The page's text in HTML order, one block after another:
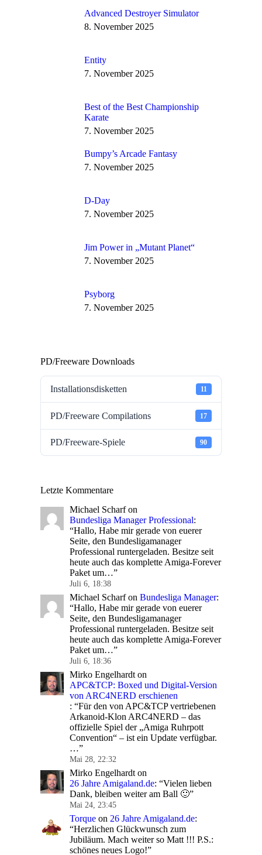
Advanced Destroyer Simulator
8. November 2025
Entity
7. November 2025
Best of the Best Championship
Karate
7. November 2025
Bumpy’s Arcade Fantasy
7. November 2025
D-Day
7. November 2025
Jim Power in „Mutant Planet“
7. November 2025
Psyborg
7. November 2025
PD/Freeware Downloads
Installationsdisketten 11
PD/Freeware Compilations 17
PD/Freeware-Spiele 90
Letzte Kommentare
Michael Scharfon
Bundesliga Manager Professional:
“Hallo, Habe mir gerade von euerer
Seite, den Bundesligamanager
Professional runtergeladen. Besitze seit
heute auch das komplette Amiga-Forever
Paket um…”
Juli 6, 18:38
Michael Scharfon Bundesliga Manager:
“Hallo, Habe mir gerade von euerer
Seite, den Bundesligamanager
Professional runtergeladen. Besitze seit
heute auch das komplette Amiga-Forever
Paket um…”
Juli 6, 18:36
Mirko Engelhardt on
APC&TCP: Boxed und Digital-Version
von ARC4NERD erschienen
: “Für den von APC&TCP vertriebenen
Arkanoid-Klon ARC4NERD – das
offizielle Spiel der „Amiga Ruhrpott
Convention“ – ist ein Update verfügbar.
…”
Mai 28, 22:32
Mirko Engelhardt on
26 Jahre Amigaland.de: “Vielen lieben
Dank, bleiben weiter am Ball 🙂”
Mai 24, 23:45
Torque on 26 Jahre Amigaland.de:
“Herzlichen Glückwunsch zum
Jubiläum. Mach weiter so Matt !!! P.S.:
schönes neues Logo!”